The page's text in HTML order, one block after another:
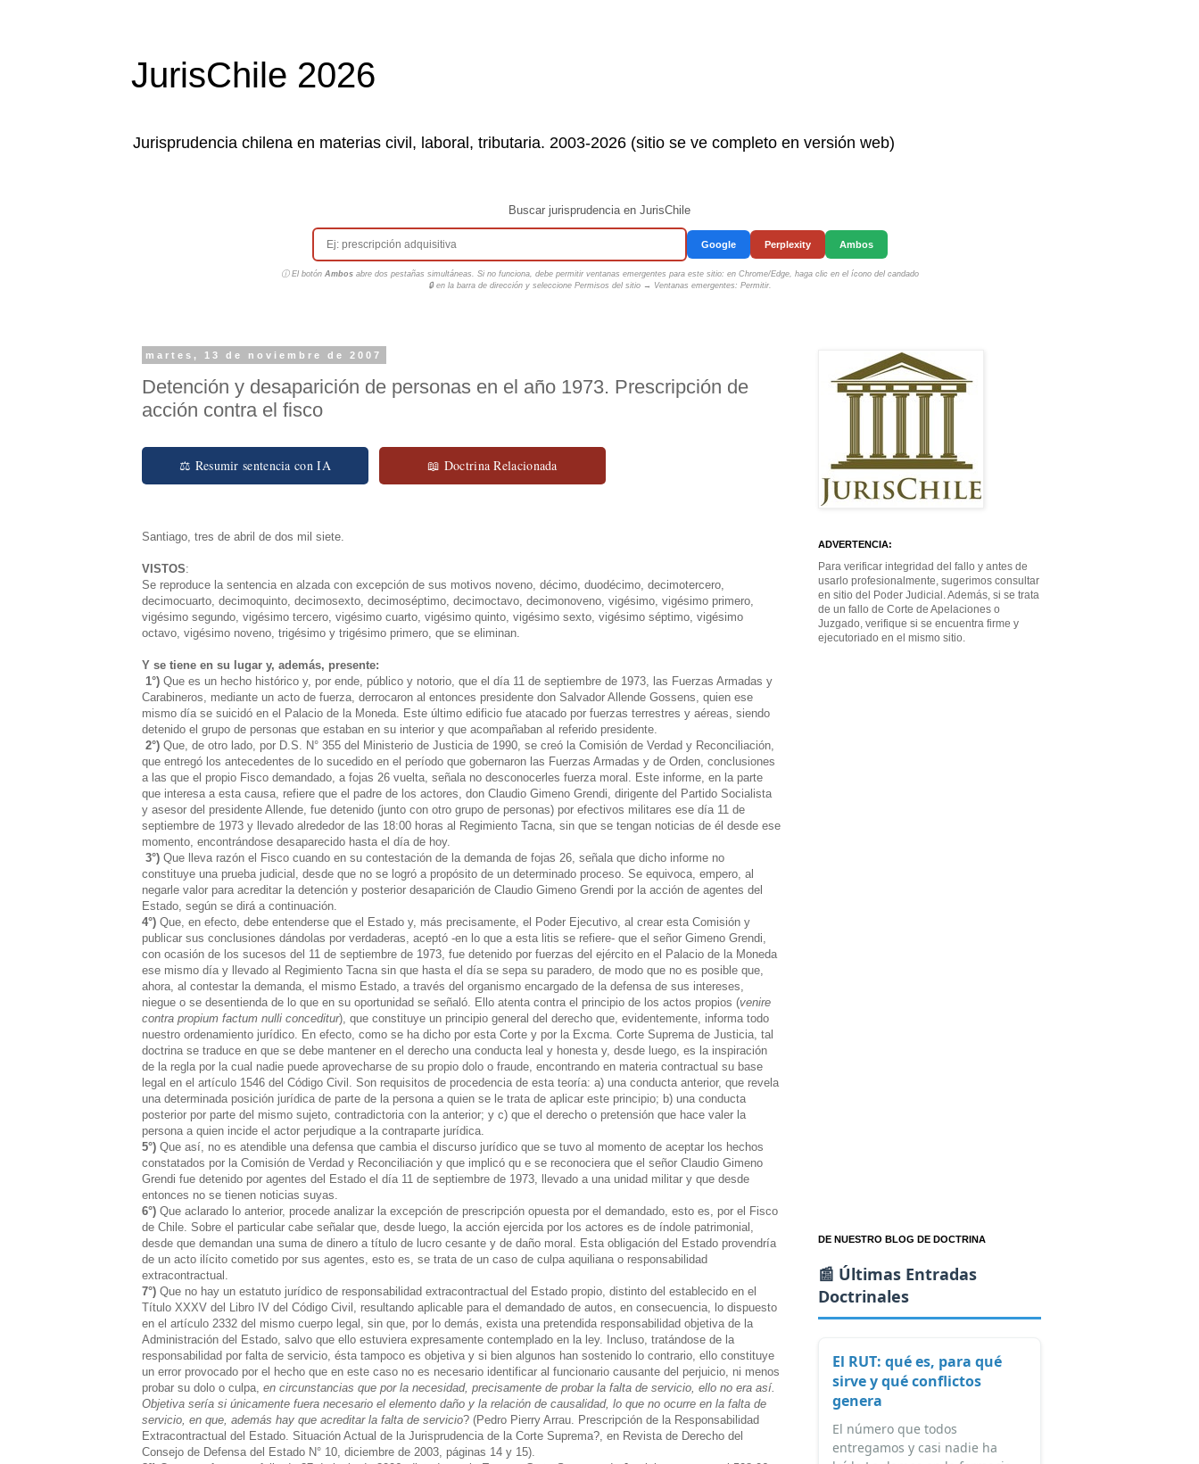
JurisChile 2026
Jurisprudencia chilena en materias civil, laboral, tributaria. 2003-2026 (sitio se ve completo en versión web)
Buscar jurisprudencia en JurisChile
Google Perplexity Ambos
ⓘ El botón Ambosabre dos pestañas simultáneas. Si no funciona, debe permitir ventanas emergentes para este sitio: en Chrome/Edge, haga clic en el ícono del candado
🔒 en la barra de dirección y seleccione Permisos del sitio → Ventanas emergentes: Permitir.
martes, 13 de noviembre de 2007
Detención y desaparición de personas en el año 1973. Prescripción de
acción contra el fisco
⚖ Resumir sentencia con IA 📖 Doctrina Relacionada
Santiago, tres de abril de dos mil siete.
VISTOS:
Se reproduce la sentencia en alzada con excepción de sus motivos noveno, décimo, duodécimo, decimotercero,
decimocuarto, decimoquinto, decimosexto, decimoséptimo, decimoctavo, decimonoveno, vigésimo, vigésimo primero,
vigésimo segundo, vigésimo tercero, vigésimo cuarto, vigésimo quinto, vigésimo sexto, vigésimo séptimo, vigésimo
octavo, vigésimo noveno, trigésimo y trigésimo primero, que se eliminan.
Y se tiene en su lugar y, además, presente:
1°) Que es un hecho histórico y, por ende, público y notorio, que el día 11 de septiembre de 1973, las Fuerzas Armadas y
Carabineros, mediante un acto de fuerza, derrocaron al entonces presidente don Salvador Allende Gossens, quien ese
mismo día se suicidó en el Palacio de la Moneda. Este último edificio fue atacado por fuerzas terrestres y aéreas, siendo
detenido el grupo de personas que estaban en su interior y que acompañaban al referido presidente.
2°) Que, de otro lado, por D.S. N° 355 del Ministerio de Justicia de 1990, se creó la Comisión de Verdad y Reconciliación,
que entregó los antecedentes de lo sucedido en el período que gobernaron las Fuerzas Armadas y de Orden, conclusiones
a las que el propio Fisco demandado, a fojas 26 vuelta, señala no desconocerles fuerza moral. Este informe, en la parte
que interesa a esta causa, refiere que el padre de los actores, don Claudio Gimeno Grendi, dirigente del Partido Socialista
y asesor del presidente Allende, fue detenido (junto con otro grupo de personas) por efectivos militares ese día 11 de
septiembre de 1973 y llevado alrededor de las 18:00 horas al Regimiento Tacna, sin que se tengan noticias de él desde ese
momento, encontrándose desaparecido hasta el día de hoy.
3°) Que lleva razón el Fisco cuando en su contestación de la demanda de fojas 26, señala que dicho informe no
constituye una prueba judicial, desde que no se logró a propósito de un determinado proceso. Se equivoca, empero, al
negarle valor para acreditar la detención y posterior desaparición de Claudio Gimeno Grendi por la acción de agentes del
Estado, según se dirá a continuación.
4°) Que, en efecto, debe entenderse que el Estado y, más precisamente, el Poder Ejecutivo, al crear esta Comisión y
publicar sus conclusiones dándolas por verdaderas, aceptó -en lo que a esta litis se refiere- que el señor Gimeno Grendi,
con ocasión de los sucesos del 11 de septiembre de 1973, fue detenido por fuerzas del ejército en el Palacio de la Moneda
ese mismo día y llevado al Regimiento Tacna sin que hasta el día se sepa su paradero, de modo que no es posible que,
ahora, al contestar la demanda, el mismo Estado, a través del organismo encargado de la defensa de sus intereses,
niegue o se desentienda de lo que en su oportunidad se señaló. Ello atenta contra el principio de los actos propios (venire
contra propium factum nulli conceditur), que constituye un principio general del derecho que, evidentemente, informa todo
nuestro ordenamiento jurídico. En efecto, como se ha dicho por esta Corte y por la Excma. Corte Suprema de Justicia, tal
doctrina se traduce en que se debe mantener en el derecho una conducta leal y honesta y, desde luego, es la inspiración
de la regla por la cual nadie puede aprovecharse de su propio dolo o fraude, encontrando en materia contractual su base
legal en el artículo 1546 del Código Civil. Son requisitos de procedencia de esta teoría: a) una conducta anterior, que revela
una determinada posición jurídica de parte de la persona a quien se le trata de aplicar este principio; b) una conducta
posterior por parte del mismo sujeto, contradictoria con la anterior; y c) que el derecho o pretensión que hace valer la
persona a quien incide el actor perjudique a la contraparte jurídica.
5°) Que así, no es atendible una defensa que cambia el discurso jurídico que se tuvo al momento de aceptar los hechos
constatados por la Comisión de Verdad y Reconciliación y que implicó qu e se reconociera que el señor Claudio Gimeno
Grendi fue detenido por agentes del Estado el día 11 de septiembre de 1973, llevado a una unidad militar y que desde
entonces no se tienen noticias suyas.
6°) Que aclarado lo anterior, procede analizar la excepción de prescripción opuesta por el demandado, esto es, por el Fisco
de Chile. Sobre el particular cabe señalar que, desde luego, la acción ejercida por los actores es de índole patrimonial,
desde que demandan una suma de dinero a título de lucro cesante y de daño moral. Esta obligación del Estado provendría
de un acto ilícito cometido por sus agentes, esto es, se trata de un caso de culpa aquiliana o responsabilidad
extracontractual.
7°) Que no hay un estatuto jurídico de responsabilidad extracontractual del Estado propio, distinto del establecido en el
Título XXXV del Libro IV del Código Civil, resultando aplicable para el demandado de autos, en consecuencia, lo dispuesto
en el artículo 2332 del mismo cuerpo legal, sin que, por lo demás, exista una pretendida responsabilidad objetiva de la
Administración del Estado, salvo que ello estuviera expresamente contemplado en la ley. Incluso, tratándose de la
responsabilidad por falta de servicio, ésta tampoco es objetiva y si bien algunos han sostenido lo contrario, ello constituye
un error provocado por el hecho que en este caso no es necesario identificar al funcionario causante del perjuicio, ni menos
probar su dolo o culpa, en circunstancias que por la necesidad, precisamente de probar la falta de servicio, ello no era así.
Objetiva sería si únicamente fuera necesario el elemento daño y la relación de causalidad, lo que no ocurre en la falta de
servicio, en que, además hay que acreditar la falta de servicio? (Pedro Pierry Arrau. Prescripción de la Responsabilidad
Extracontractual del Estado. Situación Actual de la Jurisprudencia de la Corte Suprema?, en Revista de Derecho del
Consejo de Defensa del Estado N° 10, diciembre de 2003, páginas 14 y 15).
ADVERTENCIA:
Para verificar integridad del fallo y antes de
usarlo profesionalmente, sugerimos consultar
en sitio del Poder Judicial. Además, si se trata
de un fallo de Corte de Apelaciones o
Juzgado, verifique si se encuentra firme y
ejecutoriado en el mismo sitio.
DE NUESTRO BLOG DE DOCTRINA
📰 Últimas Entradas
Doctrinales
El RUT: qué es, para qué
sirve y qué conflictos
genera
El número que todos
entregamos y casi nadie ha